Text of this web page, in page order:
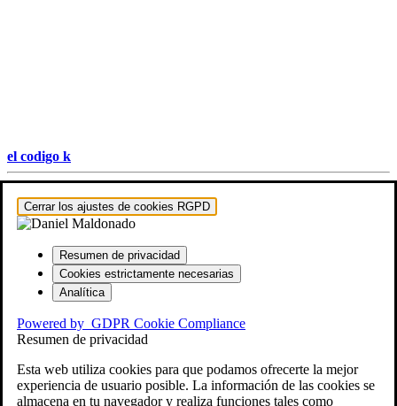
el codigo k
Hestia | Desarrollado porThemeIsle
Cerrar los ajustes de cookies RGPD
Resumen de privacidad
Cookies estrictamente necesarias
Analítica
Powered by GDPR Cookie Compliance
Resumen de privacidad
Esta web utiliza cookies para que podamos ofrecerte la mejor
experiencia de usuario posible. La información de las cookies se
almacena en tu navegador y realiza funciones tales como